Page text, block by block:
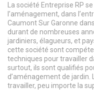
La société Entreprise RP
l’aménagement, dans
Caumont Sur Garonne
durant de nombreuses
jardiniers, élagueurs, et
cette société sont
techniques pour travailler
surtout, ils sont qualifiés
d’aménagement de jardin.
travailler, peu importe la